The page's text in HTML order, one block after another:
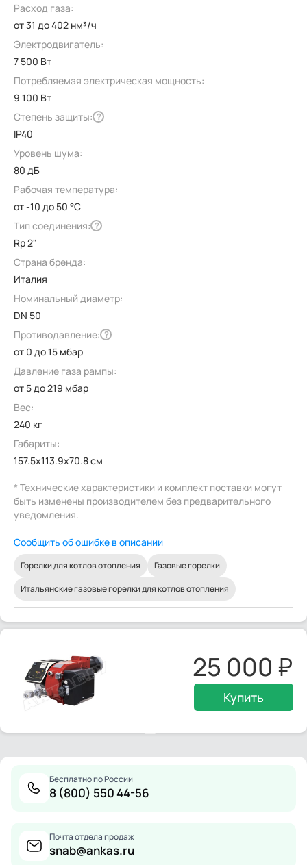
Расход газа:
от 31 до 402 нм³/ч
Электродвигатель:
7 500 Вт
Потребляемая электрическая мощность:
9 100 Вт
Степень защиты: ?
IP40
Уровень шума:
80 дБ
Рабочая температура:
от -10 до 50 °C
Тип соединения: ?
Rp 2"
Страна бренда:
Италия
Номинальный диаметр:
DN 50
Противодавление: ?
от 0 до 15 мбар
Давление газа рампы:
от 5 до 219 мбар
Вес:
240 кг
Габариты:
157.5x113.9x70.8 см
* Технические характеристики и комплект поставки могут
быть изменены производителем без предварительного
уведомления.
Сообщить об ошибке в описании
Горелки для котлов отопления
Газовые горелки
Итальянские газовые горелки для котлов отопления
25 000
Купить
Бесплатно по России
8 (800) 550 44-56
Почта отдела продаж
snab@ankas.ru